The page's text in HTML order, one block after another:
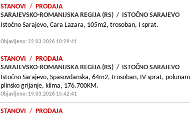
STANOVI / PRODAJA
SARAJEVSKO-ROMANIJSKA REGIJA (RS) / ISTOČNO SARAJEVO
Istočno Sarajevo, Cara Lazara, 105m2, trosoban, I sprat.
Objavljeno: 22.03.2026 10:29:41
STANOVI / PRODAJA
SARAJEVSKO-ROMANIJSKA REGIJA (RS) / ISTOČNO SARAJEVO
Istočno Sarajevo, Spasovdanska, 64m2, trosoban, IV sprat,
plinsko grijanje, klima, 176.700KM.
Objavljeno: 19.03.2026 15:42:41
STANOVI / PRODAJA